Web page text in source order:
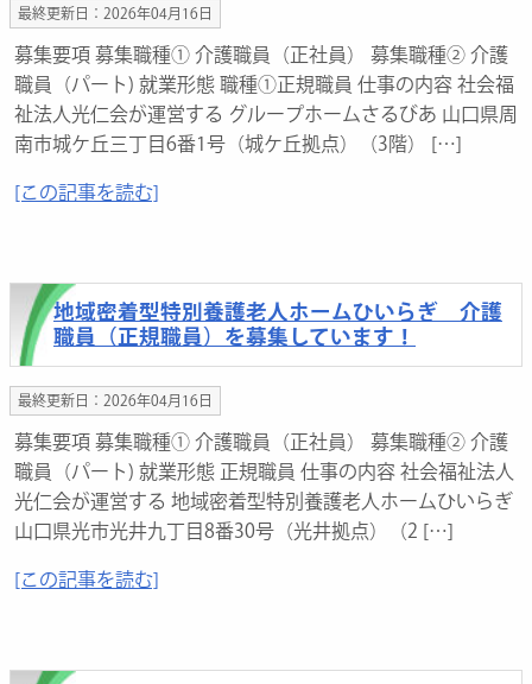
最終更新日：2026年04月16日
募集要項 募集職種① 介護職員（正社員） 募集職種② 介護
職員（パート) 就業形態 職種①正規職員 仕事の内容 社会福
祉法人光仁会が運営する グループホームさるびあ 山口県周
南市城ケ丘三丁目6番1号（城ケ丘拠点）（3階） […]
[この記事を読む]
地域密着型特別養護老人ホームひいらぎ 介護
職員（正規職員）を募集しています！
最終更新日：2026年04月16日
募集要項 募集職種① 介護職員（正社員） 募集職種② 介護
職員（パート) 就業形態 正規職員 仕事の内容 社会福祉法人
光仁会が運営する 地域密着型特別養護老人ホームひいらぎ
山口県光市光井九丁目8番30号（光井拠点）（2 […]
[この記事を読む]